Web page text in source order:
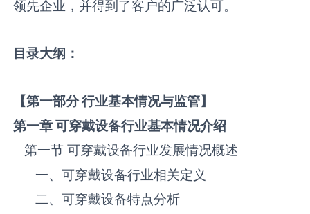
领先企业，并得到了客户的广泛认可。
目录大纲：
【第一部分 行业基本情况与监管】
第一章可穿戴设备行业基本情况介绍
第一节 ‌‌‌‌‌‌可穿戴设备‌‌‌‌‌‌‌‌‌‌‌‌‌‌‌‌‌‌行业发展情况概述
一、‌‌‌‌‌‌可穿戴设备‌‌‌‌‌‌‌‌‌‌‌‌‌‌‌‌‌‌行业相关定义
二、‌‌‌‌‌‌可穿戴设备‌‌‌‌‌‌‌‌‌‌‌‌‌‌‌‌‌‌特点分析